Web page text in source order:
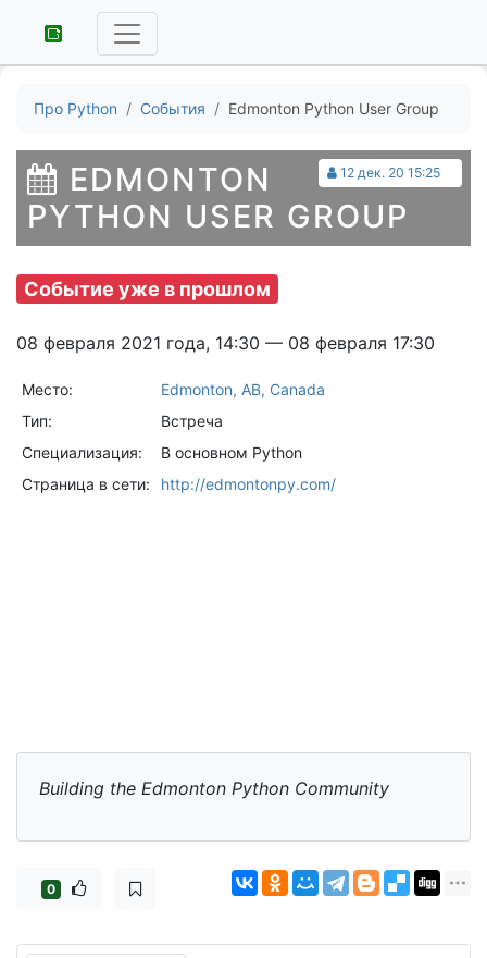
Про Python События Edmonton Python User Group
12 дек. 20 15:25
EDMONTON
PYTHON USER GROUP
Событие уже в прошлом
08 февраля 2021 года, 14:30 — 08 февраля 17:30
Место:
Edmonton, AB, Canada
Тип:
Встреча
Специализация:
В основном Python
Страница в сети:
http://edmontonpy.com/
Building the Edmonton Python Community
0